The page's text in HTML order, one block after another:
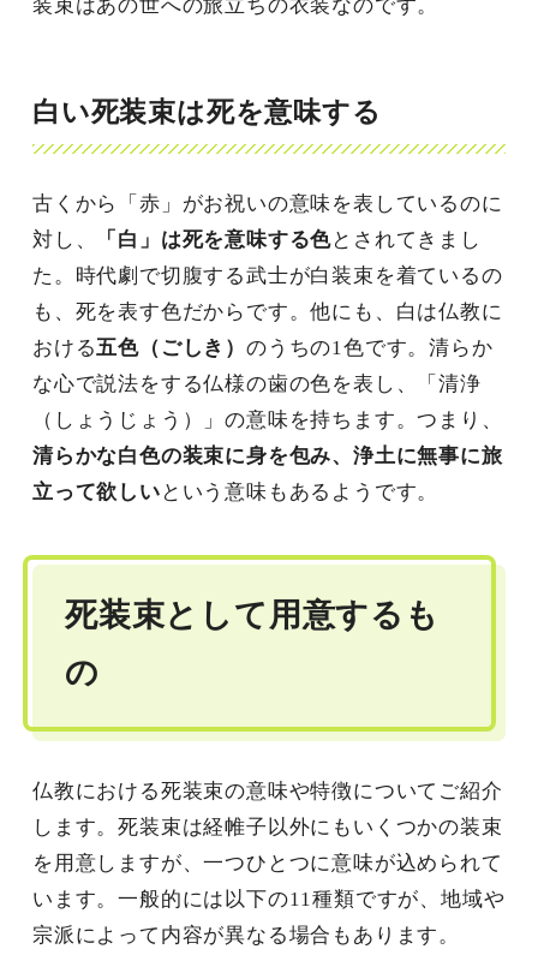
装束はあの世への旅立ちの衣装なのです。
白い死装束は死を意味する
古くから「赤」がお祝いの意味を表しているのに
対し、
「白」は死を意味する色とされてきまし
た。時代劇で切腹する武士が白装束を着ているの
も、死を表す色だからです。他にも、白は仏教に
おける五色（ごしき）のうちの1色です。清らか
な心で説法をする仏様の歯の色を表し、「清浄
（しょうじょう）」の意味を持ちます。つまり、
清らかな白色の装束に身を包み、浄土に無事に旅
立って欲しい という意味もあるようです。
死装束として用意するも
の
仏教における死装束の意味や特徴についてご紹介
します。死装束は経帷子以外にもいくつかの装束
を用意しますが、一つひとつに意味が込められて
います。一般的には以下の11種類ですが、地域や
宗派によって内容が異なる場合もあります。